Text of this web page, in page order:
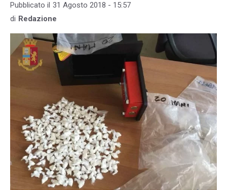
Pubblicato il 31 Agosto 2018 - 15:57
di Redazione